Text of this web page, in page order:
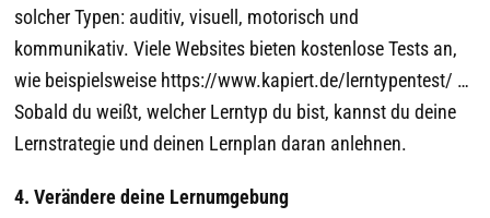
solcher Typen: auditiv, visuell, motorisch und
kommunikativ. Viele Websites bieten kostenlose Tests an,
wie beispielsweise https://www.kapiert.de/lerntypentest/ …
Sobald du weißt, welcher Lerntyp du bist, kannst du deine
Lernstrategie und deinen Lernplan daran anlehnen.
4. Verändere deine Lernumgebung